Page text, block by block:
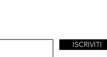
ISCRIVITI